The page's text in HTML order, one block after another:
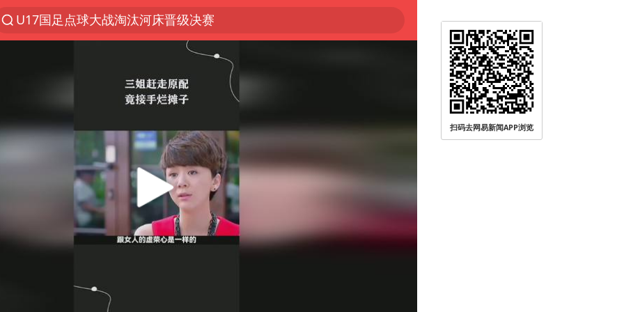
中巨芯：上半年归母净利润1405.77万元
东航：国内客票提前14天免费退改
四川宜宾高县4.9级地震致1死
日本试射“战斧”导弹，国防部回应
百花奖开幕式 刘浩存独舞
台风白海豚中心风力增强
广东雷州通报特教老师招聘违规事件
“新疆阿勒泰八月能滑雪”不实
国防部：中国军队坚决反制任何闹海挑衅图谋
扫码去网易新闻APP浏览